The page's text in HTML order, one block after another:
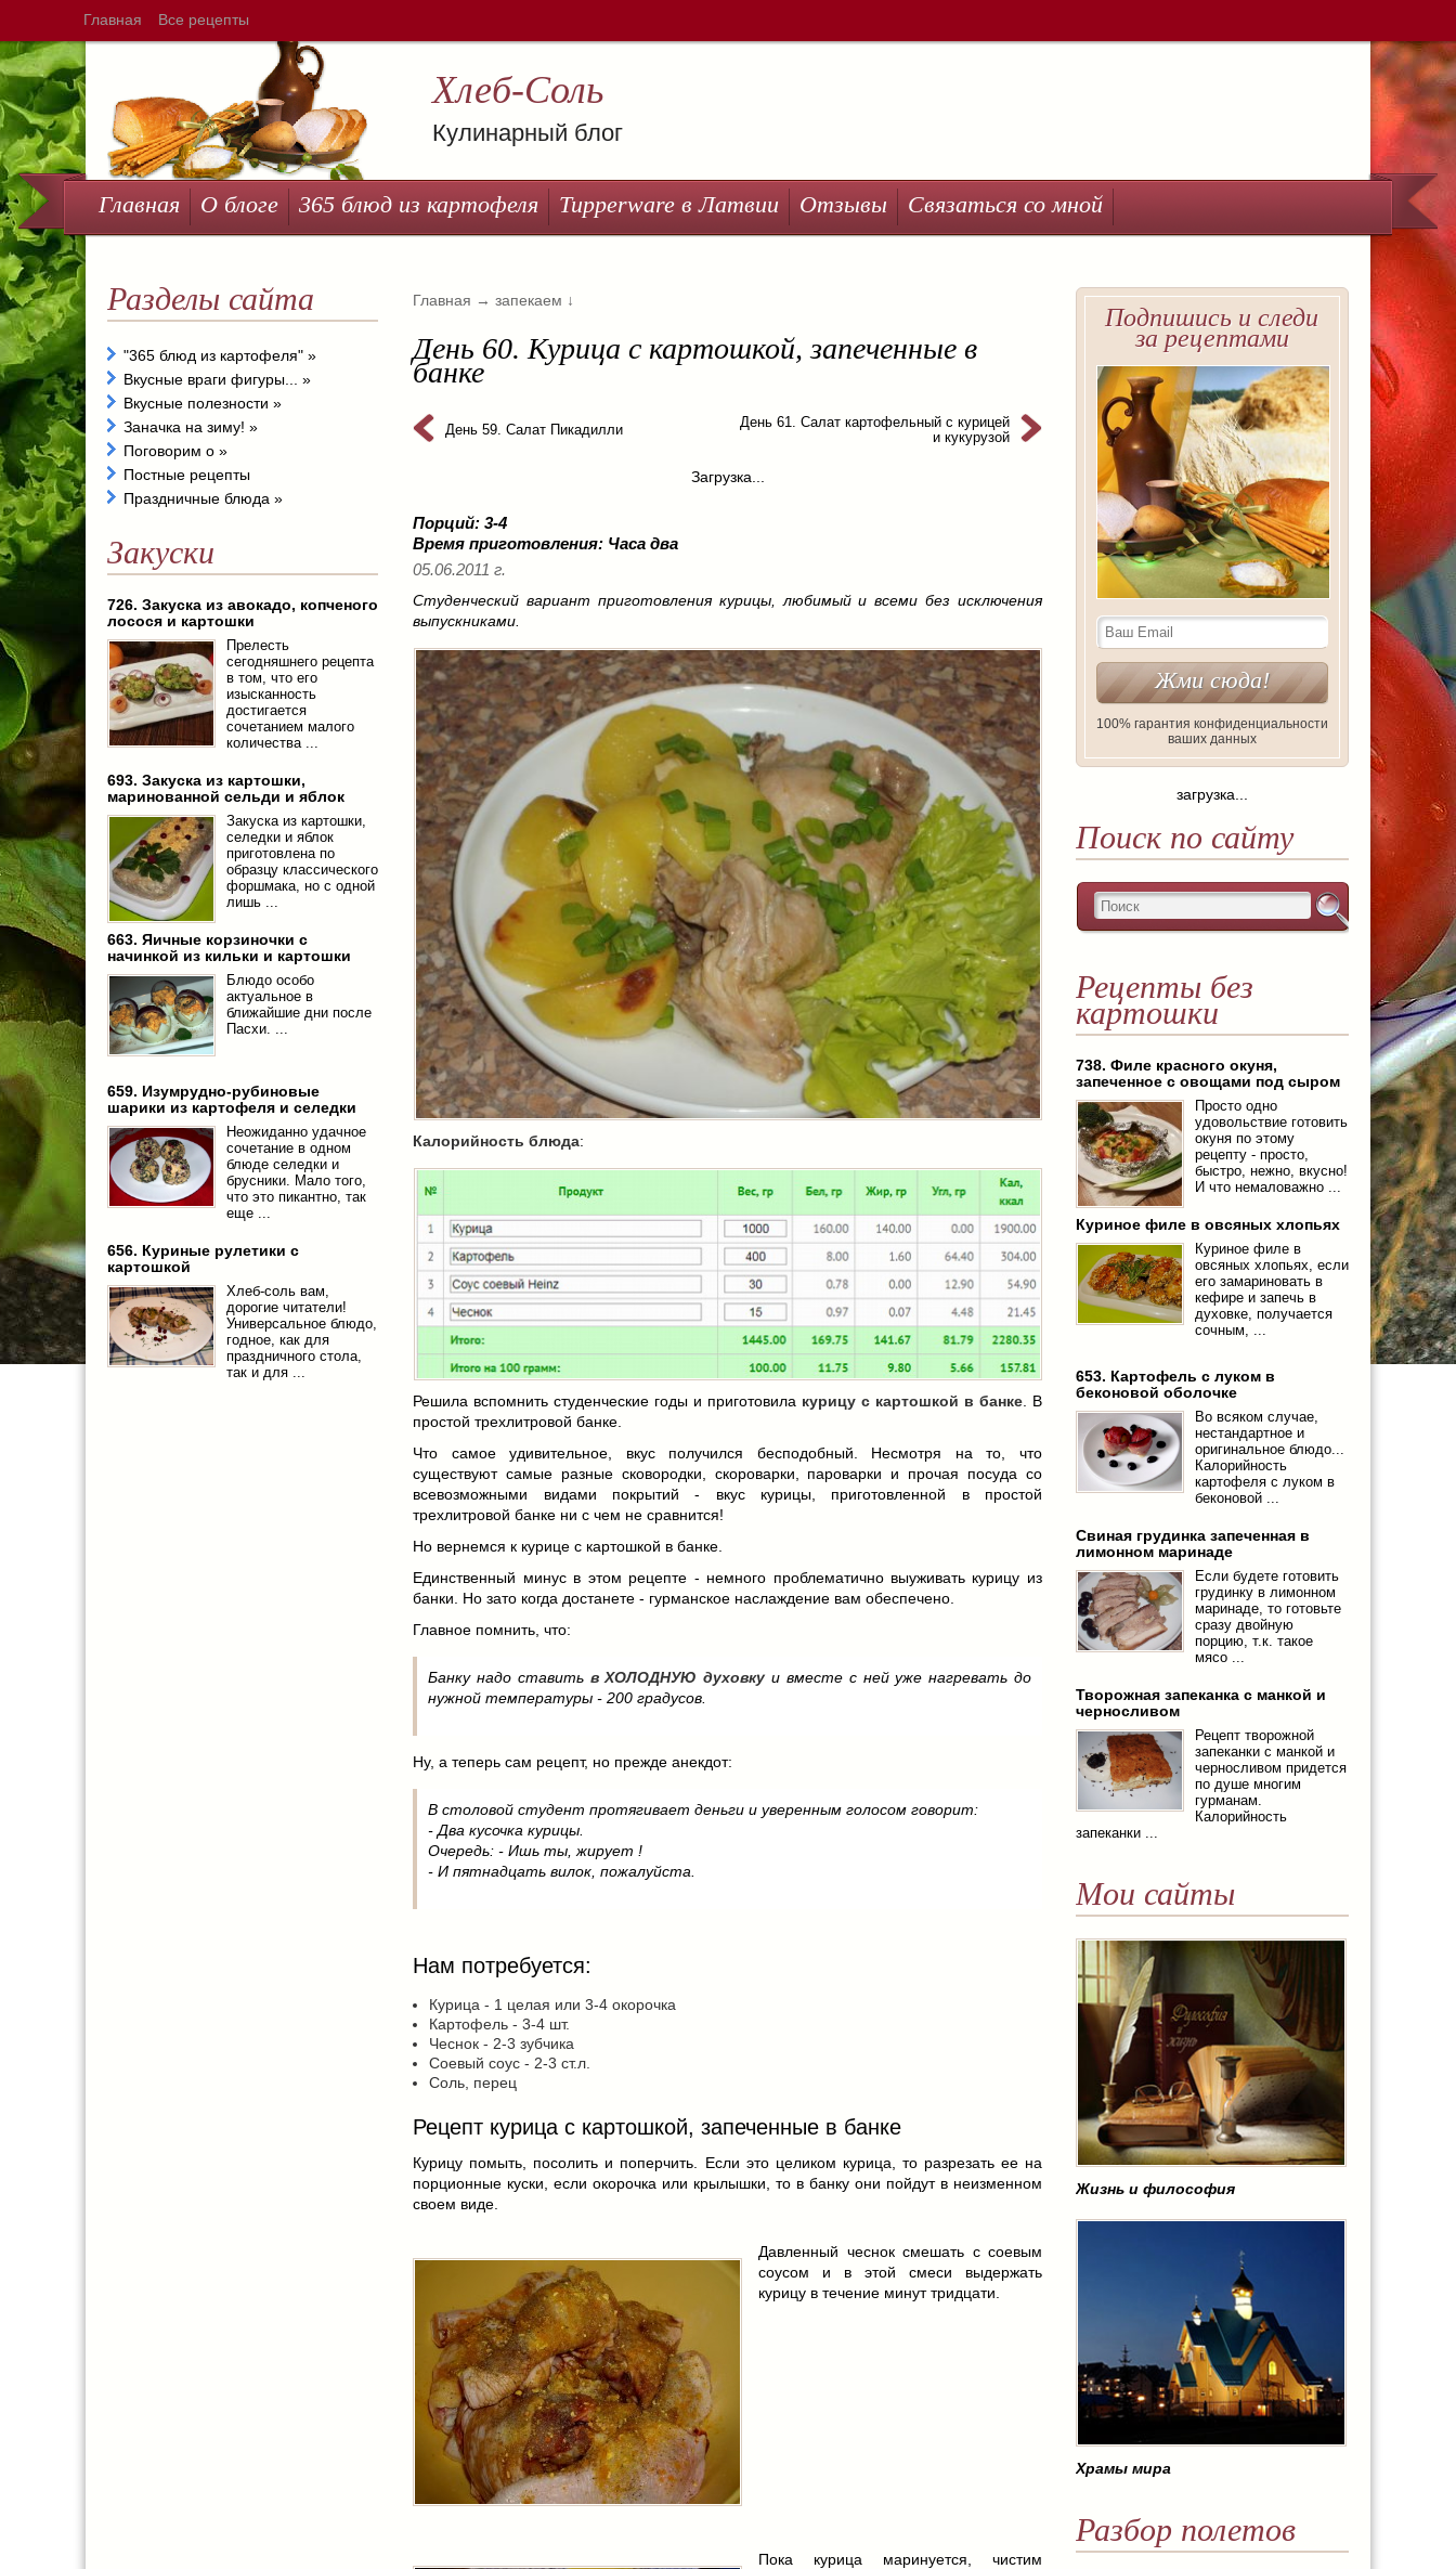
Главная Все рецепты
Хлеб-Соль
Кулинарный блог
Главная О блоге 365 блюд из картофеля Tupperware в Латвии Отзывы Связаться со мной
Главная →запекаем ↓
День 60. Курица с картошкой, запеченные в
банке
День 59. Салат Пикадилли
День 61. Салат картофельный с курицей
и кукурузой
Загрузка...
Порций: 3-4
Время приготовления: Часа два
05.06.2011 г.
Студенческий вариант приготовления курицы, любимый и всеми без исключения
выпускниками.
Калорийность блюда:
Решила вспомнить студенческие годы и приготовила курицу с картошкой в банке. В
простой трехлитровой банке.
Что самое удивительное, вкус получился бесподобный. Несмотря на то, что
существуют самые разные сковородки, скороварки, пароварки и прочая посуда со
всевозможными видами покрытий - вкус курицы, приготовленной в простой
трехлитровой банке ни с чем не сравнится!
Но вернемся к курице с картошкой в банке.
Единственный минус в этом рецепте - немного проблематично выуживать курицу из
банки. Но зато когда достанете - гурманское наслаждение вам обеспечено.
Главное помнить, что:
Банку надо ставить в ХОЛОДНУЮ духовку и вместе с ней уже нагревать до
нужной температуры - 200 градусов.
Ну, а теперь сам рецепт, но прежде анекдот:
В столовой студент протягивает деньги и уверенным голосом говорит:
- Два кусочка курицы.
Очередь: - Ишь ты, жирует !
- И пятнадцать вилок, пожалуйста.
Нам потребуется:
Курица - 1 целая или 3-4 окорочка
Картофель - 3-4 шт.
Чеснок - 2-3 зубчика
Соевый соус - 2-3 ст.л.
Соль, перец
Рецепт курица с картошкой, запеченные в банке
Курицу помыть, посолить и поперчить. Если это целиком курица, то разрезать ее на
порционные куски, если окорочка или крылышки, то в банку они пойдут в неизменном
своем виде.
Давленный чеснок смешать с соевым
соусом и в этой смеси выдержать
курицу в течение минут тридцати.
Пока курица маринуется, чистим
Разделы сайта
"365 блюд из картофеля" »
Вкусные враги фигуры... »
Вкусные полезности »
Заначка на зиму! »
Поговорим о »
Постные рецепты
Праздничные блюда »
Закуски
726. Закуска из авокадо, копченого
лосося и картошки
Прелесть
сегодняшнего рецепта
в том, что его
изысканность
достигается
сочетанием малого
количества ...
693. Закуска из картошки,
маринованной сельди и яблок
Закуска из картошки,
селедки и яблок
приготовлена по
образцу классического
форшмака, но с одной
лишь ...
663. Яичные корзиночки с
начинкой из кильки и картошки
Блюдо особо
актуальное в
ближайшие дни после
Пасхи. ...
659. Изумрудно-рубиновые
шарики из картофеля и селедки
Неожиданно удачное
сочетание в одном
блюде селедки и
брусники. Мало того,
что это пикантно, так
еще ...
656. Куриные рулетики с
картошкой
Хлеб-соль вам,
дорогие читатели!
Универсальное блюдо,
годное, как для
праздничного стола,
так и для ...
Подпишись и следи
за рецептами
100% гарантия конфиденциальности
ваших данных
загрузка...
Поиск по сайту
Рецепты без
картошки
738. Филе красного окуня,
запеченное с овощами под сыром
Просто одно
удовольствие готовить
окуня по этому
рецепту - просто,
быстро, нежно, вкусно!
И что немаловажно ...
Куриное филе в овсяных хлопьях
Куриное филе в
овсяных хлопьях, если
его замариновать в
кефире и запечь в
духовке, получается
сочным, ...
653. Картофель с луком в
беконовой оболочке
Во всяком случае,
нестандартное и
оригинальное блюдо...
Калорийность
картофеля с луком в
беконовой ...
Свиная грудинка запеченная в
лимонном маринаде
Если будете готовить
грудинку в лимонном
маринаде, то готовьте
сразу двойную
порцию, т.к. такое
мясо ...
Творожная запеканка с манкой и
черносливом
Рецепт творожной
запеканки с манкой и
черносливом придется
по душе многим
гурманам.
Калорийность
запеканки ...
Мои сайты
Жизнь и философия
Храмы мира
Разбор полетов